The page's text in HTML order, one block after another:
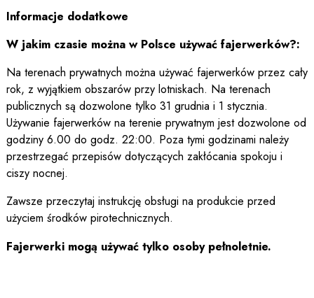
Informacje dodatkowe
W jakim czasie można w Polsce używać fajerwerków?:
Na terenach prywatnych można używać fajerwerków przez cały
rok, z wyjątkiem obszarów przy lotniskach. Na terenach
publicznych są dozwolone tylko 31 grudnia i 1 stycznia.
Używanie fajerwerków na terenie prywatnym jest dozwolone od
godziny 6.00 do godz. 22:00. Poza tymi godzinami należy
przestrzegać przepisów dotyczących zakłócania spokoju i
ciszy nocnej.
Zawsze przeczytaj instrukcję obsługi na produkcie przed
użyciem środków pirotechnicznych.
Fajerwerki mogą używać tylko osoby pełnoletnie.